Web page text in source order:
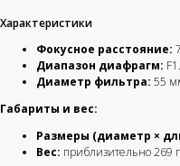
Характеристики
Фокусное расстояние:
Диапазон диафрагм:
Диаметр фильтра: 55
Габариты и вес:
Размеры (диаметр ×
Вес: приблизительно 269
Гарантия лучшей
Быстрая связь
Персональное
обслуживание каждого
обратившегося
DJI-